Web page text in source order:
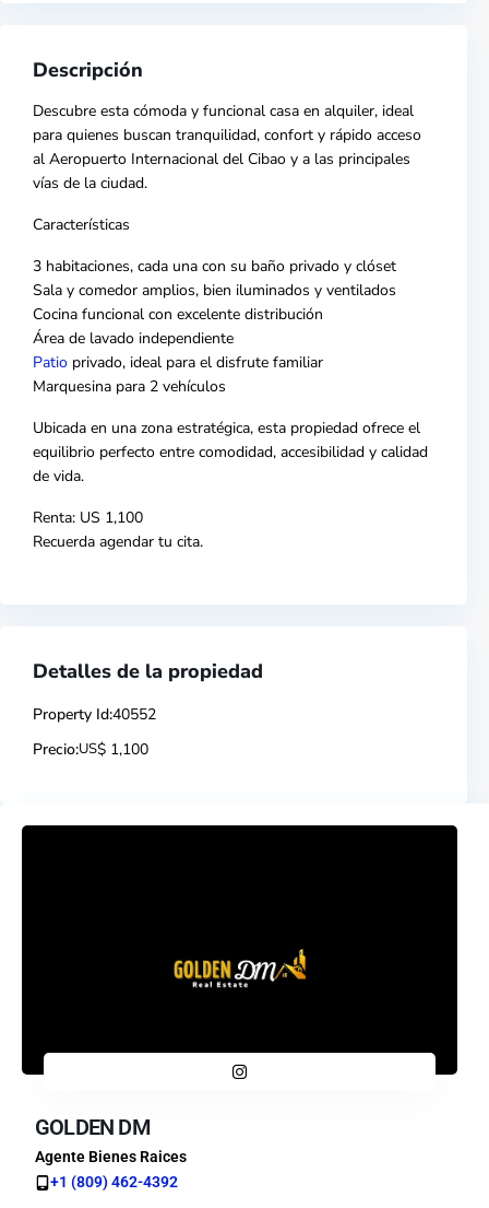
Descripción
Descubre esta cómoda y funcional casa en alquiler, ideal
para quienes buscan tranquilidad, confort y rápido acceso
al Aeropuerto Internacional del Cibao y a las principales
vías de la ciudad.
Características
3 habitaciones, cada una con su baño privado y clóset
Sala y comedor amplios, bien iluminados y ventilados
Cocina funcional con excelente distribución
Área de lavado independiente
Patio privado, ideal para el disfrute familiar
Marquesina para 2 vehículos
Ubicada en una zona estratégica, esta propiedad ofrece el
equilibrio perfecto entre comodidad, accesibilidad y calidad
de vida.
Renta: US 1,100
Recuerda agendar tu cita.
Detalles de la propiedad
Property Id:40552
Precio:US$ 1,100
GOLDEN DM
Agente Bienes Raices
+1 (809) 462-4392